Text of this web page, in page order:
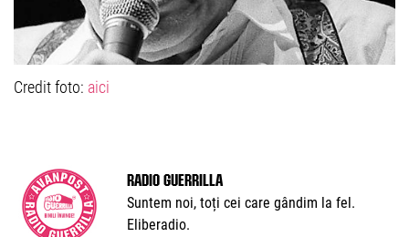
Credit foto: aici
Radio Guerrilla
Suntem noi, toți cei care gândim la fel.
Eliberadio.